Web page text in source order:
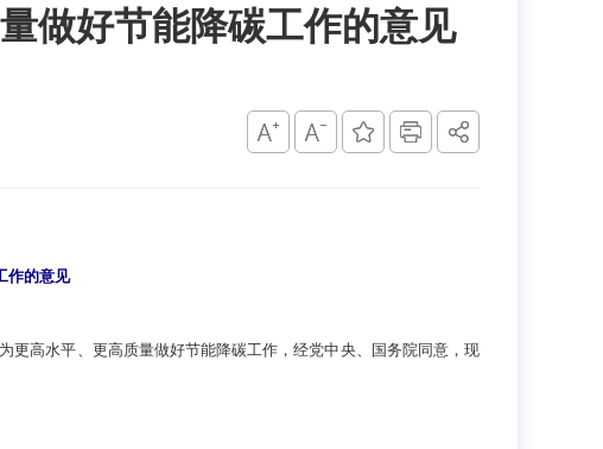
做好节能降碳工作的意见
作的意见
高水平、更高质量做好节能降碳工作，经党中央、国务院同意，现